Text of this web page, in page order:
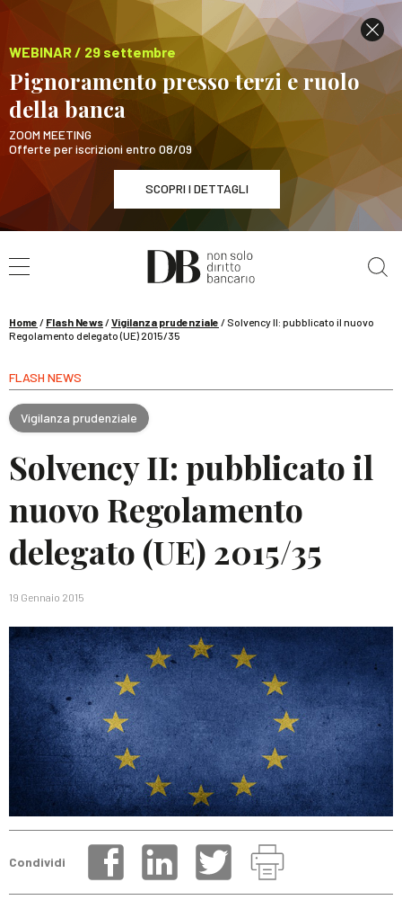
WEBINAR / 29 settembre
Pignoramento presso terzi e ruolo
della banca
ZOOM MEETING
Offerte per iscrizioni entro 08/09
SCOPRI I DETTAGLI
WEBINAR / 29 settembre
Pignoramento presso terzi e ruolo della banca
Home / Flash News/Vigilanza prudenziale / Solvency II: pubblicato il nuovo
Regolamento delegato (UE) 2015/35
FLASH NEWS
Vigilanza prudenziale
Solvency II: pubblicato il
nuovo Regolamento
delegato (UE) 2015/35
19 Gennaio 2015
Condividi